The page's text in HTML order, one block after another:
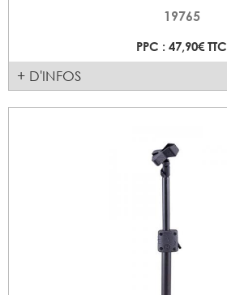
19765
PPC : 47,90€ TTC
+ D'INFOS